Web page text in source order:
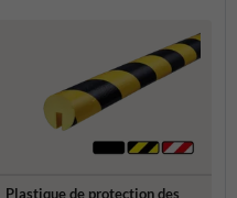
Plastique de protection des